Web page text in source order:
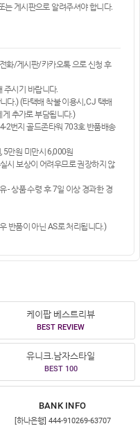
는 게시판으로 알려주셔야 합니다.
화/게시판/카카오톡 으로 신청 후
주시기 바랍니다.
다.) (타택배 착불 이용시, CJ 택배
추가로 부담됩니다.)
2번지 골드존타워 703호 반품배송
5만원 미만시 6,000원
시 보상이 어려우므로 권장하지 않
- 상품 수령 후 7일 이상 경과한 경
반품이 아닌 AS로 처리됩니다.)
케이팝 베스트리뷰
BEST REVIEW
유니크.남자스타일
BEST 100
BANK INFO
[하나은행] 444-910269-63707